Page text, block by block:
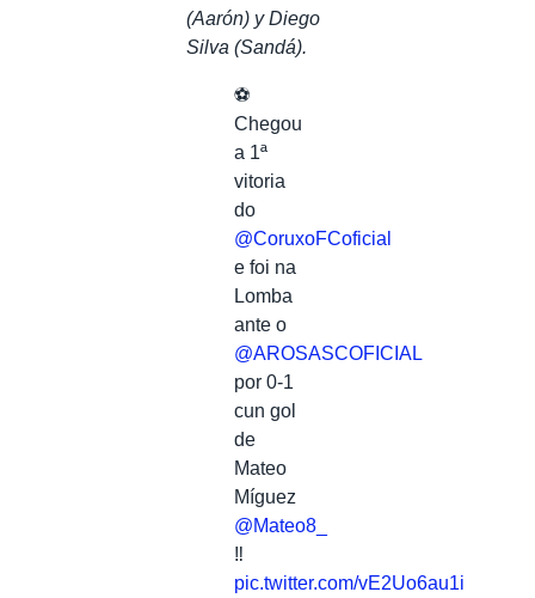
(Aarón) y Diego
Silva (Sandá).
⚽️
Chegou
a 1ª
vitoria
do
@CoruxoFCoficial
e foi na
Lomba
ante o
@AROSASCOFICIAL
por 0-1
cun gol
de
Mateo
Míguez
@Mateo8_
‼️
pic.twitter.com/vE2Uo6au1i